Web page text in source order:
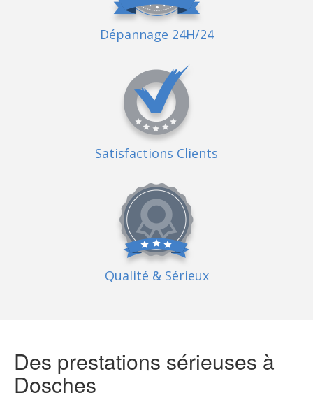
Dépannage 24H/24
Satisfactions Clients
Qualité & Sérieux
Des prestations sérieuses à
Dosches